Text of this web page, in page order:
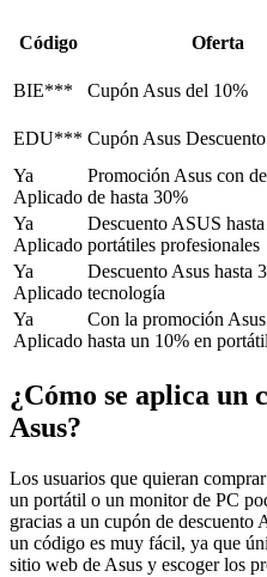
Código Oferta
BIE***
Cupón Asus del 10%
EDU*** Cupón Asus
Ya
Aplicado
Promoción Asus con
de hasta 30%
Ya
Aplicado
Descuento ASUS
portátiles profesionales
Ya
Aplicado
Descuento Asus hasta
tecnología
Ya
Aplicado
Con la promoción
hasta un 10% en
¿Cómo se aplica un
Asus?
Los usuarios que quieran
un portátil o un monitor de PC
gracias a un cupón de
un código es muy fácil, ya que
sitio web de Asus y escoger los